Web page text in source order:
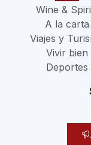
Wine &
A la carta
Viajes y
Vivir bien
Deportes